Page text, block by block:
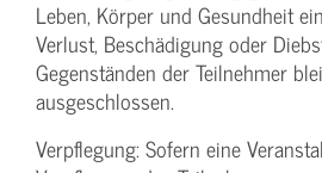
Leben, Körper und Gesundheit
Verlust, Beschädigung oder
Gegenständen der Teilnehmer
ausgeschlossen.
Verpflegung: Sofern eine